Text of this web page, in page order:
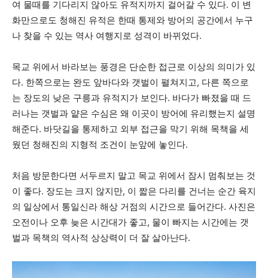
여 물때를 기다리지 않아도 유적지까지 걸어갈 수 있다. 이 변
화만으로도 청해진 유적은 한때 통제와 방어의 공간에서 누구
나 찾을 수 있는 역사 여행지로 성격이 바뀌었다.
목교 위에서 바라보는 풍경은 단순한 접근로 이상의 의미가 있
다. 한쪽으로는 완도 앞바다와 갯벌이 펼쳐지고, 다른 쪽으로
는 장도의 낮은 구릉과 유적지가 보인다. 바다가 빠졌을 때 드
러나는 갯벌과 얕은 수심은 왜 이곳이 방어에 유리했는지 설명
해준다. 바닷길을 통제하고 외부 접근을 막기 위해 목책을 세
웠던 청해진의 지형적 조건이 눈앞에 놓인다.
처음 방문한다면 서두르지 말고 목교 위에서 잠시 멈춰보는 것
이 좋다. 장도는 크지 않지만, 이 짧은 다리를 건너는 순간 육지
의 일상에서 통일신라 해상 거점의 시간으로 들어간다. 사진은
오전이나 오후 늦은 시간대가 좋고, 물이 빠지는 시간에는 갯
벌과 목책의 역사적 상상력이 더 잘 살아난다.